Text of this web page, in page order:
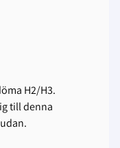
H2/H3.
till denna